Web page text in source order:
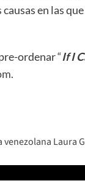
causas en las
ordenar “If I
.
Laura